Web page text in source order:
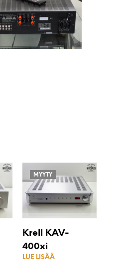
MYYTY
Krell KAV-
400xi
LUE LISÄÄ